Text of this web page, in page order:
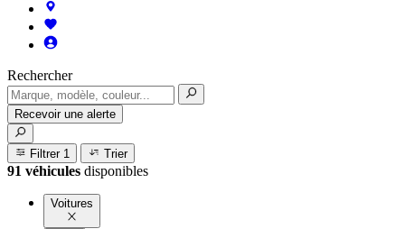
Rechercher
Recevoir une alerte
Filtrer 1 Trier
91 véhicules disponibles
Voitures